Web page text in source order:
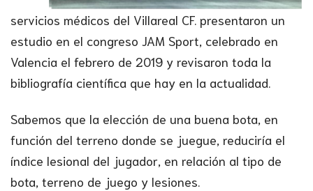
servicios médicos del Villareal CF. presentaron un
estudio en el congreso JAM Sport, celebrado en
Valencia el febrero de 2019 y revisaron toda la
bibliografía científica que hay en la actualidad.
Sabemos que la elección de una buena bota, en
función del terreno donde se juegue, reduciría el
índice lesional del jugador, en relación al tipo de
bota, terreno de juego y lesiones.